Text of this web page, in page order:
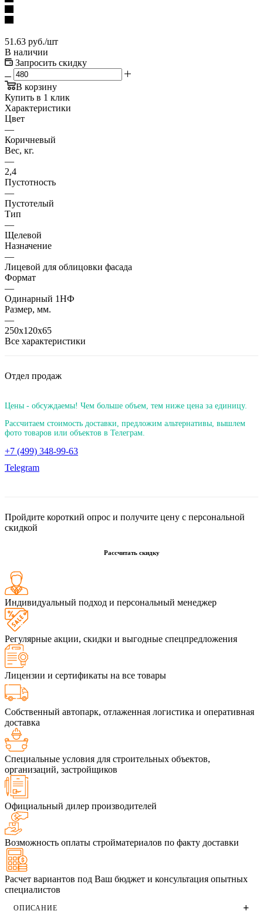
51.63 руб./шт
В наличии
Запросить скидку
В корзину
Купить в 1 клик
Характеристики
Цвет
—
Коричневый
Вес, кг.
—
2,4
Пустотность
—
Пустотелый
Тип
—
Щелевой
Назначение
—
Лицевой для облицовки фасада
Формат
—
Одинарный 1НФ
Размер, мм.
—
250х120х65
Все характеристики
Отдел продаж
Цены - обсуждаемы! Чем больше объем, тем ниже цена за единицу.
Рассчитаем стоимость доставки, предложим альтернативы, вышлем
фото товаров или объектов в Телеграм.
+7 (499) 348-99-63
Telegram
Пройдите короткий опрос и получите цену с персональной
скидкой
Рассчитать скидку
Индивидуальный подход и персональный менеджер
Регулярные акции, скидки и выгодные спецпредложения
Лицензии и сертификаты на все товары
Собственный автопарк, отлаженная логистика и оперативная
доставка
Специальные условия для строительных объектов,
организаций, застройщиков
Официальный дилер производителей
Возможность оплаты стройматериалов по факту доставки
Расчет вариантов под Ваш бюджет и консультация опытных
специалистов
ОПИСАНИЕ